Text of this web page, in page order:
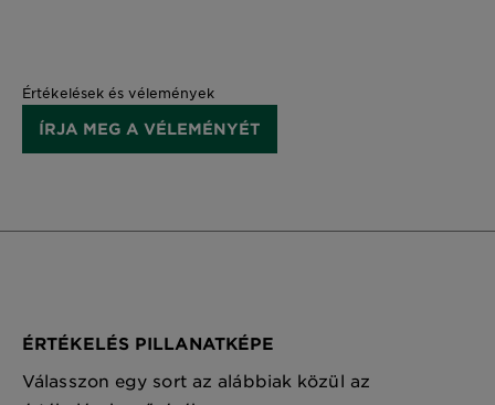
Értékelések és vélemények
ÍRJA MEG A VÉLEMÉNYÉT
ÉRTÉKELÉS PILLANATKÉPE
Válasszon egy sort az alábbiak közül az